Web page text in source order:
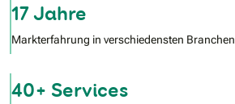
17 Jahre
Markterfahrung in verschiedensten Branchen
40+ Services